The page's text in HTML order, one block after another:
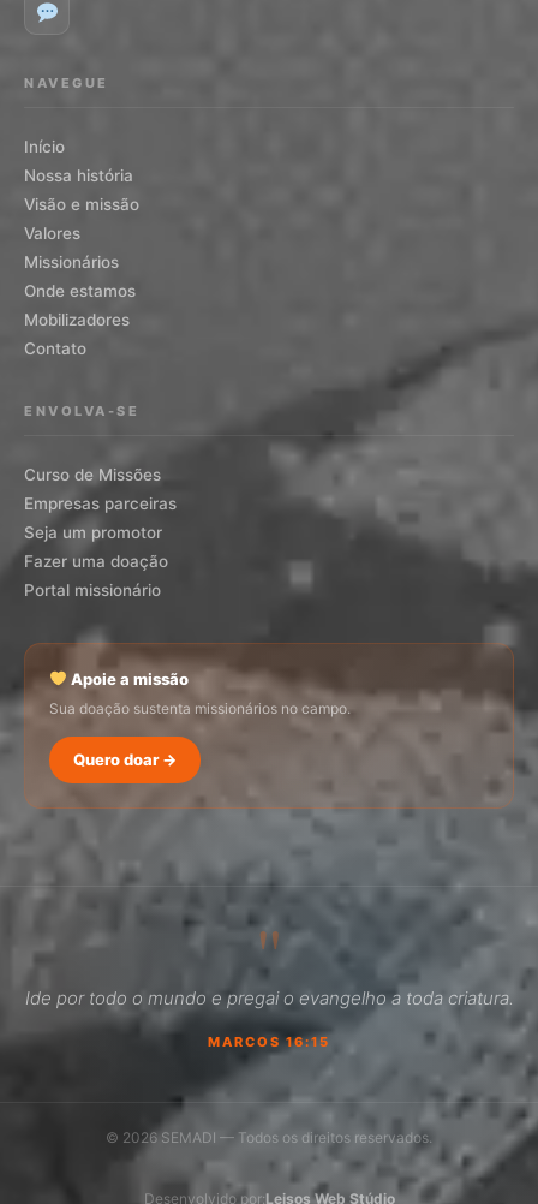
NAVEGUE
Início
Nossa história
Visão e missão
Valores
Missionários
Onde estamos
Mobilizadores
Contato
ENVOLVA-SE
Curso de Missões
Empresas parceiras
Seja um promotor
Fazer uma doação
Portal missionário
Apoie a missão
Sua doação sustenta missionários no campo.
Quero doar →
"
Ide por todo o mundo e pregai o evangelho a toda criatura.
MARCOS 16:15
© 2026 SEMADI — Todos os direitos reservados.
Desenvolvido por:Leisos Web Stúdio
Como ser um promotor?